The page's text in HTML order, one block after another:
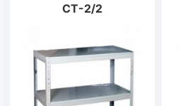
CT-2/2